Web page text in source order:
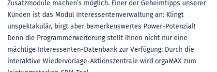
Zusatzmodule machen’s möglich. Einer der Geheimtipps unserer
Kunden ist das Modul Interessentenverwaltung an: Klingt
unspektakulär, birgt aber bemerkenswertes Power-Potenzial!
Denn die Programmerweiterung stellt Ihnen nicht nur eine
mächtige Interessenten-Datenbank zur Verfügung: Durch die
interaktive Wiedervorlage-Aktionszentrale wird orgaMAX zum